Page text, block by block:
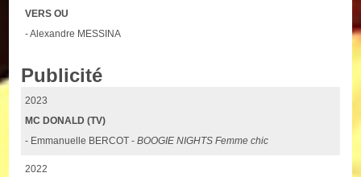
VERS OU
- Alexandre MESSINA
Publicité
2023
MC DONALD (TV)
- Emmanuelle BERCOT -BOOGIE NIGHTS Femme chic
2022